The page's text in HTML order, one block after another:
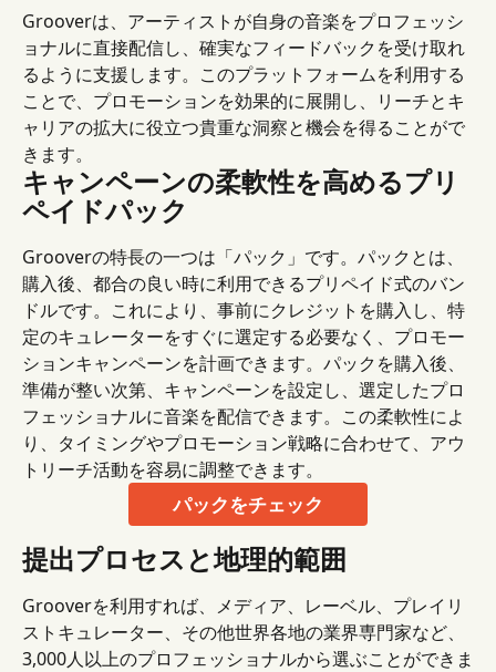
Grooverは、アーティストが自身の音楽をプロフェッシ
ョナルに直接配信し、確実なフィードバックを受け取れ
るように支援します。このプラットフォームを利用する
ことで、プロモーションを効果的に展開し、リーチとキ
ャリアの拡大に役立つ貴重な洞察と機会を得ることがで
きます。
キャンペーンの柔軟性を高めるプリ
ペイドパック
Grooverの特長の一つは「パック」です。パックとは、
購入後、都合の良い時に利用できるプリペイド式のバン
ドルです。これにより、事前にクレジットを購入し、特
定のキュレーターをすぐに選定する必要なく、プロモー
ションキャンペーンを計画できます。パックを購入後、
準備が整い次第、キャンペーンを設定し、選定したプロ
フェッショナルに音楽を配信できます。この柔軟性によ
り、タイミングやプロモーション戦略に合わせて、アウ
トリーチ活動を容易に調整できます。
パックをチェック
提出プロセスと地理的範囲
Grooverを利用すれば、メディア、レーベル、プレイリ
ストキュレーター、その他世界各地の業界専門家など、
3,000人以上のプロフェッショナルから選ぶことができま